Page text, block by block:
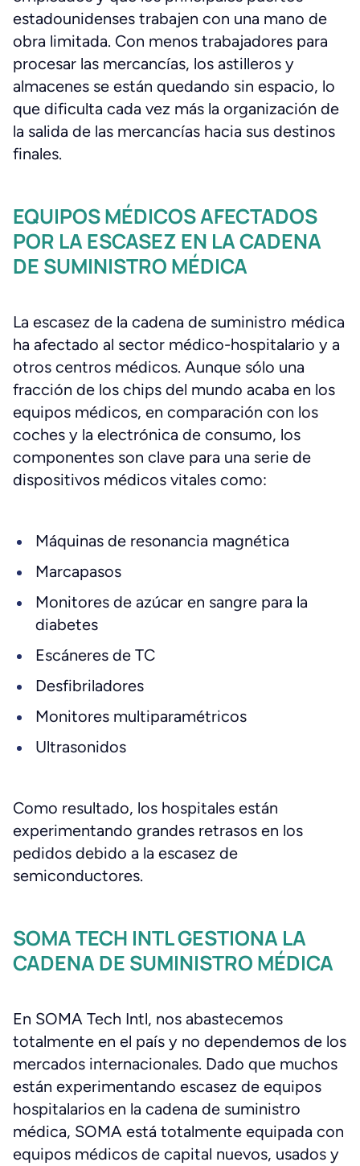
estadounidenses trabajen con una mano de
obra limitada. Con menos trabajadores para
procesar las mercancías, los astilleros y
almacenes se están quedando sin espacio, lo
que dificulta cada vez más la organización de
la salida de las mercancías hacia sus destinos
finales.
EQUIPOS MÉDICOS AFECTADOS
POR LA ESCASEZ EN LA CADENA
DE SUMINISTRO MÉDICA
La escasez de la cadena de suministro médica
ha afectado al sector médico-hospitalario y a
otros centros médicos. Aunque sólo una
fracción de los chips del mundo acaba en los
equipos médicos, en comparación con los
coches y la electrónica de consumo, los
componentes son clave para una serie de
dispositivos médicos vitales como:
Máquinas de resonancia magnética
Marcapasos
Monitores de azúcar en sangre para la
diabetes
Escáneres de TC
Desfibriladores
Monitores multiparamétricos
Ultrasonidos
Como resultado, los hospitales están
experimentando grandes retrasos en los
pedidos debido a la escasez de
semiconductores.
SOMA TECH INTL GESTIONA LA
CADENA DE SUMINISTRO MÉDICA
En SOMA Tech Intl, nos abastecemos
totalmente en el país y no dependemos de los
mercados internacionales. Dado que muchos
están experimentando escasez de equipos
hospitalarios en la cadena de suministro
médica, SOMA está totalmente equipada con
equipos médicos de capital nuevos, usados y